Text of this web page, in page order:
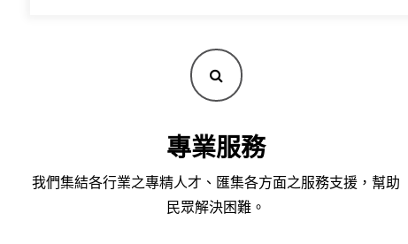
專業服務
我們集結各行業之專精人才、匯集各方面之服務支援，幫助
民眾解決困難。